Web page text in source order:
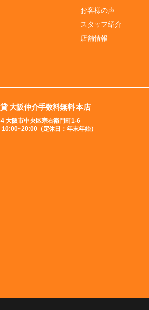
お客様の声
スタッフ紹介
店舗情報
大阪仲介手数料無料 本店
大阪市中央区宗右衛門町1-6
（定休日：年末年始）